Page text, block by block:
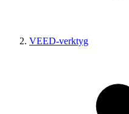
VEED-verktyg